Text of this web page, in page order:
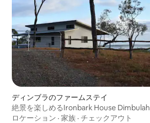
ディンブラのファームステイ
絶景を楽しめるIronbark House Dimbulah
ロケーション · 家族 · チェックアウト